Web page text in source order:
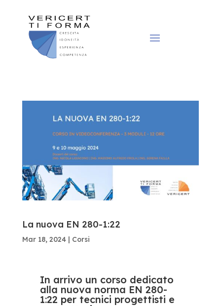
La nuova EN 280-1:22
Mar 18, 2024| Corsi
In arrivo un corso dedicato
alla nuova norma EN 280-
1:22 per tecnici progettisti e